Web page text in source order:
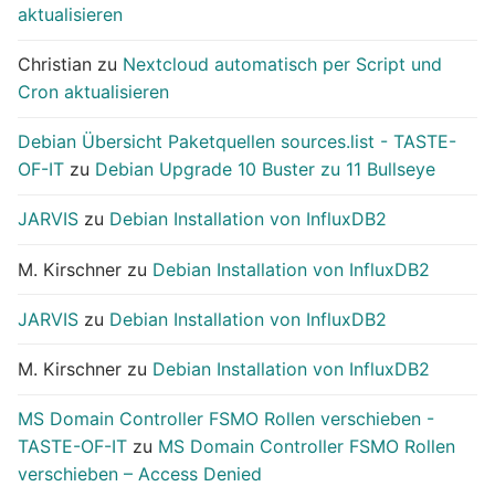
aktualisieren
Christian zu Nextcloud automatisch per Script und
Cron aktualisieren
Debian Übersicht Paketquellen sources.list - TASTE-
OF-IT zu Debian Upgrade 10 Buster zu 11 Bullseye
JARVIS zu Debian Installation von InfluxDB2
M. Kirschner zu Debian Installation von InfluxDB2
JARVIS zu Debian Installation von InfluxDB2
M. Kirschner zu Debian Installation von InfluxDB2
MS Domain Controller FSMO Rollen verschieben -
TASTE-OF-IT zu MS Domain Controller FSMO Rollen
verschieben – Access Denied